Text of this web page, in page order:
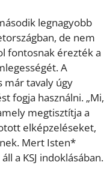
legnagyobb
de nem
fontosnak érezték a
A
már tavaly úgy
fogja használni. „Mi,
megtisztítja a
elképzeléseket,
Mert Isten*
a KSJ indoklásában.